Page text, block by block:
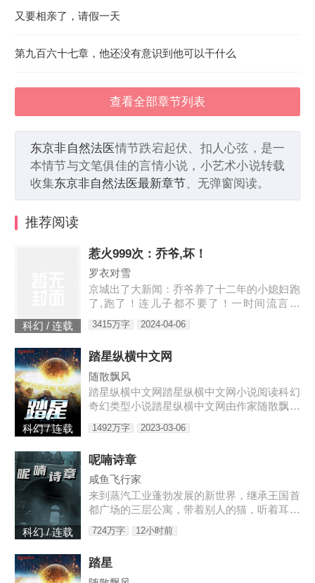
又要相亲了，请假一天
第九百六十七章，他还没有意识到他可以干什么
查看全部章节列表
东京非自然法医情节跌宕起伏、扣人心弦，是一
本情节与文笔俱佳的言情小说，小艺术小说转载
收集东京非自然法医最新章节、无弹窗阅读。
推荐阅读
科幻 / 连载
惹火999次：乔爷,坏！
罗衣对雪
京城出了大新闻：乔爷养了十二年的小媳妇跑
了,跑了！连儿子都不要了！一时间流言四
起：听说是乔爷技术差时间短、夫妻生活不和
谐；听说是小媳妇和别人好上了；听说是儿子
七七,爸爸说我是宠物店买的。宠物店怎么能
买到这么漂亮的儿子。叶佳期呵呵笑,明明
是……摸奖中的。小奶娃望天：……某禽兽翻
身而上：我喜欢天天摸奖。叶佳期怒：乔斯
3415万字 2024-04-06
科幻 / 连载
踏星纵横中文网
随散飘风
踏星纵横中文网踏星纵横中文网小说阅读科幻
奇幻类型小说踏星纵横中文网由作家随散飘风
跌宕起伏、扣人心弦，是一本情节与文笔俱佳
1492万字 2023-03-06
科幻 / 连载
呢喃诗章
咸鱼飞行家
来到蒸汽工业蓬勃发展的新世界，继承王国首
都广场的三层公寓，带着别人的猫，听着耳边
的呢喃之语，去见证这个诡秘而离奇的时代。
第六纪元的史诗即将开始，帷幕后，被选中者
724万字 12小时前
踏星